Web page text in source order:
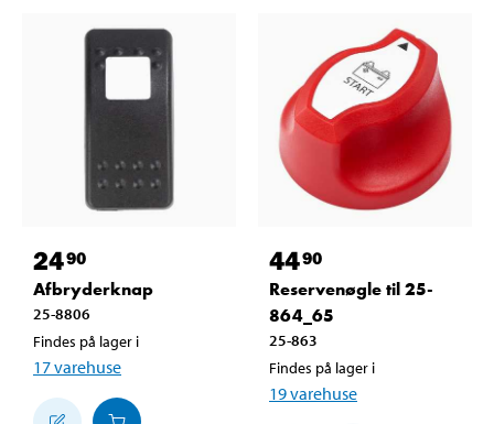
2490
Afbryderknap
25-8806
Findes på lager i
17varehuse
4490
Reservenøgle til 25-
864_65
25-863
Findes på lager i
19varehuse